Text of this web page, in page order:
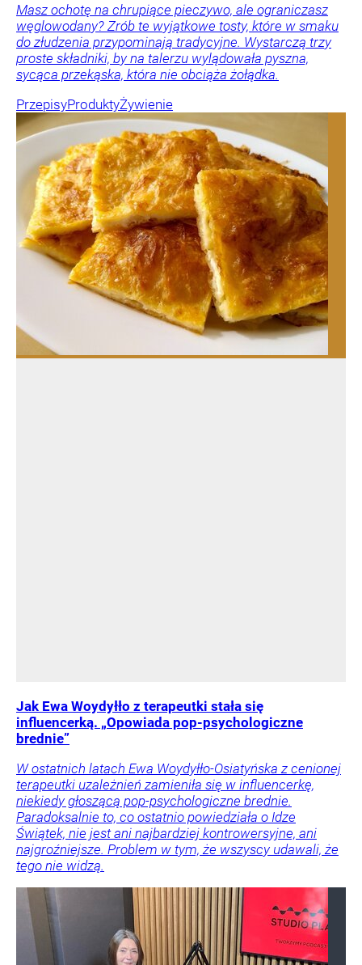
Masz ochotę na chrupiące pieczywo, ale ograniczasz
węglowodany? Zrób te wyjątkowe tosty, które w smaku
do złudzenia przypominają tradycyjne. Wystarczą trzy
proste składniki, by na talerzu wylądowała pyszna,
sycąca przekąska, która nie obciąża żołądka.
PrzepisyProduktyŻywienie
Jak Ewa Woydyłło z terapeutki stała się
influencerką. „Opowiada pop-psychologiczne
brednie”
W ostatnich latach Ewa Woydyłło-Osiatyńska z cenionej
terapeutki uzależnień zamieniła się w influencerkę,
niekiedy głoszącą pop-psychologiczne brednie.
Paradoksalnie to, co ostatnio powiedziała o Idze
Świątek, nie jest ani najbardziej kontrowersyjne, ani
najgroźniejsze. Problem w tym, że wszyscy udawali, że
tego nie widzą.